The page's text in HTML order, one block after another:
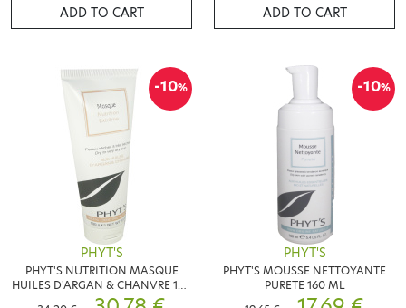
ADD TO CART ADD TO CART
-10%
PHYT'S
PHYT'S NUTRITION MASQUE
HUILES D'ARGAN & CHANVRE 100
G
-10%
PHYT'S
PHYT'S MOUSSE NETTOYANTE
PURETE 160 ML